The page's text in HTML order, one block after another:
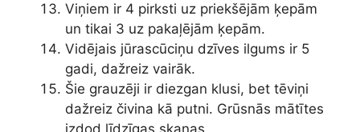
Viņiem ir 4 pirksti uz priekšējām ķepām
un tikai 3 uz pakaļējām ķepām.
Vidējais jūrascūciņu dzīves ilgums ir 5
gadi, dažreiz vairāk.
Šie grauzēji ir diezgan klusi, bet tēviņi
dažreiz čivina kā putni. Grūsnās mātītes
izdod līdzīgas skaņas.